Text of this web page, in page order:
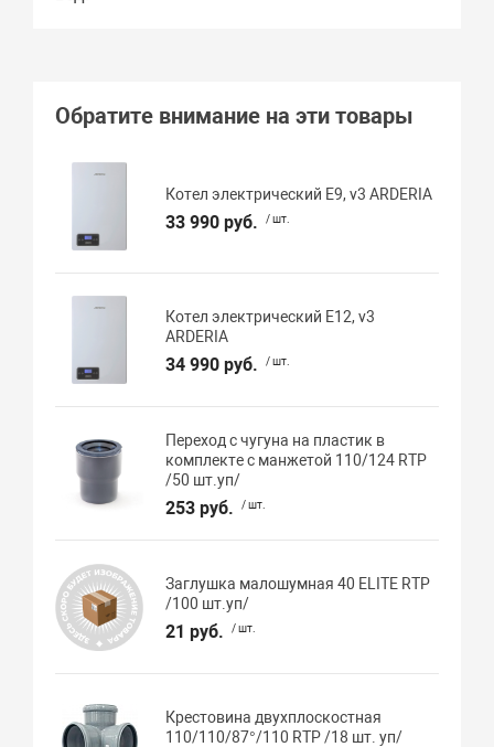
Обратите внимание на эти товары
Котел электрический E9, v3 ARDERIA
33 990 руб. / шт.
Котел электрический E12, v3
ARDERIA
34 990 руб. / шт.
Переход с чугуна на пластик в
комплекте с манжетой 110/124 RTP
/50 шт.уп/
253 руб. / шт.
Заглушка малошумная 40 ELITE RTP
/100 шт.уп/
21 руб. / шт.
Крестовина двухплоскостная
110/110/87°/110 RTP /18 шт. уп/